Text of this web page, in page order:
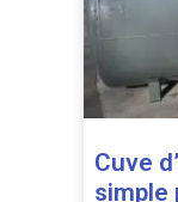
Cuve
simple